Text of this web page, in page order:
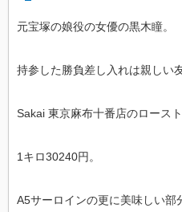
元宝塚の娘役の女優の黒木瞳。
持参した勝負差し入れは親しい
Sakai 東京麻布十番店のロースト
1キロ30240円。
A5サーロインの更に美味しい部